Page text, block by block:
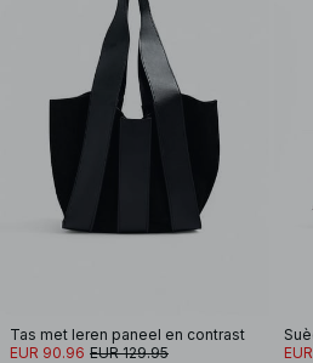
Tas met leren paneel en contrast
EUR 90.96 EUR 129.95